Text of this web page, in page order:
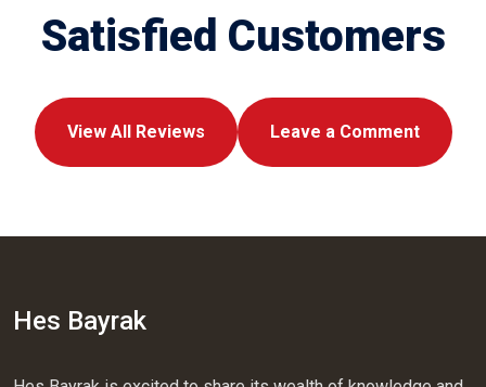
Satisfied Customers
View All Reviews Leave a Comment
Hes Bayrak